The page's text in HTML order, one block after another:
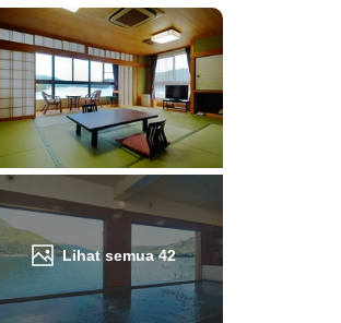
Lihat semua42